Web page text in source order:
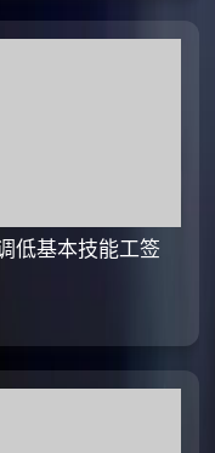
低基本技能工签